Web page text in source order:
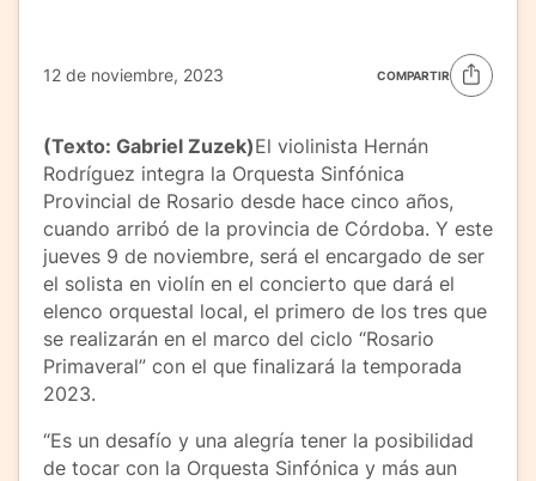
12 de noviembre, 2023 COMPARTIR
(Texto: Gabriel Zuzek)El violinista Hernán
Rodríguez integra la Orquesta Sinfónica
Provincial de Rosario desde hace cinco años,
cuando arribó de la provincia de Córdoba. Y este
jueves 9 de noviembre, será el encargado de ser
el solista en violín en el concierto que dará el
elenco orquestal local, el primero de los tres que
se realizarán en el marco del ciclo “Rosario
Primaveral” con el que finalizará la temporada
2023.
“Es un desafío y una alegría tener la posibilidad
de tocar con la Orquesta Sinfónica y más aun